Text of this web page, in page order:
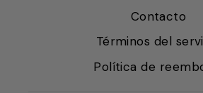
Contacto
Términos del
Política de